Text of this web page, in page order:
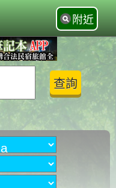
附近